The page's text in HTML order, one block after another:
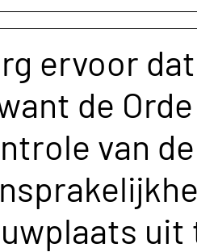
ervoor
de
van
uit